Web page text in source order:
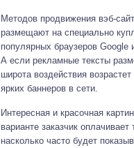
Методов продвижения вэб-
размещают на специально
популярных браузеров Google
А если рекламные тексты
широта воздействия
ярких баннеров в сети.
Интересная и красочная
варианте заказчик
насколько часто будет